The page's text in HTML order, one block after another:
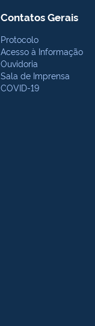
Contatos Gerais
Protocolo
Acesso à Informação
Ouvidoria
Sala de Imprensa
COVID-19